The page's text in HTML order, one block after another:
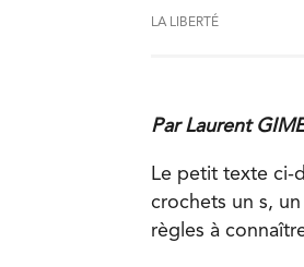
LA LIBERTÉ
Par Laurent
Le petit texte ci-
crochets un s,
règles à